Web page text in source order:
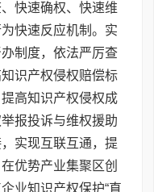
快速确权、快速维
快速反应机制。实
制度，依法严厉查
识产权侵权赔偿标
高知识产权侵权成
报投诉与维权援助
实现互联互通，提
优势产业集聚区创
业知识产权保护“直